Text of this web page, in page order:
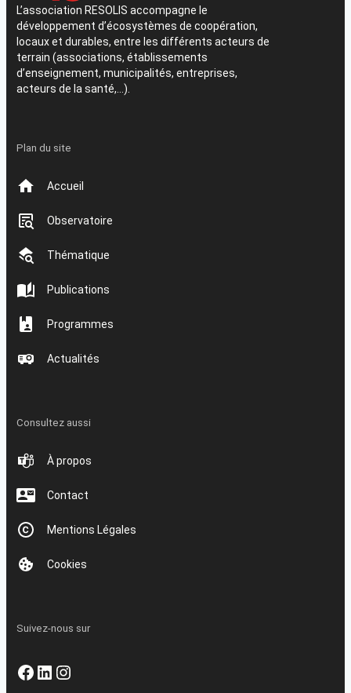
L’association RESOLIS accompagne le
développement d’écosystèmes de coopération,
locaux et durables, entre les différents acteurs de
terrain (associations, établissements
d’enseignement, municipalités, entreprises,
acteurs de la santé,…).
Plan du site
Accueil
Observatoire
Thématique
Publications
Programmes
Actualités
Consultez aussi
À propos
Contact
Mentions Légales
Cookies
Suivez-nous sur
Facebook
LinkedIn
Instagram